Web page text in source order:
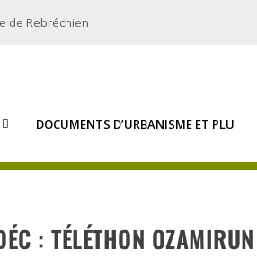
de Rebréchien
DOCUMENTS D’URBANISME ET PLU
: TÉLÉTHON OZAMIRUN